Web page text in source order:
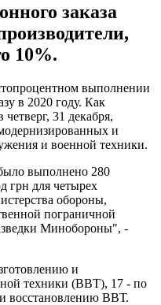
заказа
10%.
выполнении
в 2020 году. Как
31 декабря,
и
и военной техники.
выполнено 280
грн для четырех
обороны,
пограничной
Минобороны", -
и
техники (ВВТ), 17 - по
восстановлению ВВТ.